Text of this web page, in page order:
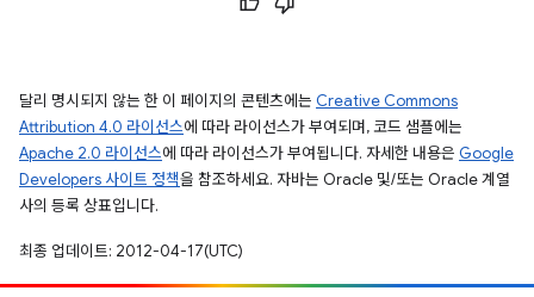
달리 명시되지 않는 한 이 페이지의 콘텐츠에는 Creative Commons
Attribution 4.0 라이선스에 따라 라이선스가 부여되며, 코드 샘플에는
Apache 2.0 라이선스에 따라 라이선스가 부여됩니다. 자세한 내용은 Google
Developers 사이트 정책을 참조하세요. 자바는 Oracle 및/또는 Oracle 계열
사의 등록 상표입니다.
최종 업데이트: 2012-04-17(UTC)